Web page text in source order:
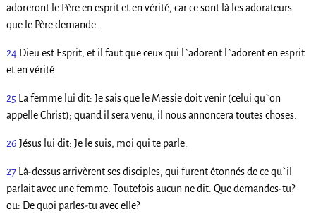
adoreront le Père en esprit et en vérité; car ce sont là les adorateurs
que le Père demande.
24 Dieu est Esprit, et il faut que ceux qui l`adorent l`adorent en esprit
et en vérité.
25 La femme lui dit: Je sais que le Messie doit venir (celui qu`on
appelle Christ); quand il sera venu, il nous annoncera toutes choses.
26 Jésus lui dit: Je le suis, moi qui te parle.
27 Là-dessus arrivèrent ses disciples, qui furent étonnés de ce qu`il
parlait avec une femme. Toutefois aucun ne dit: Que demandes-tu?
ou: De quoi parles-tu avec elle?